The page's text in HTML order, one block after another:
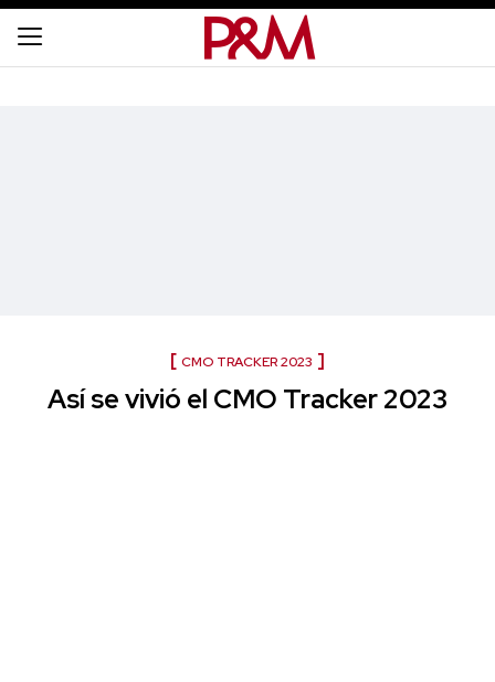
CMO TRACKER 2023
Así se vivió el CMO Tracker 2023